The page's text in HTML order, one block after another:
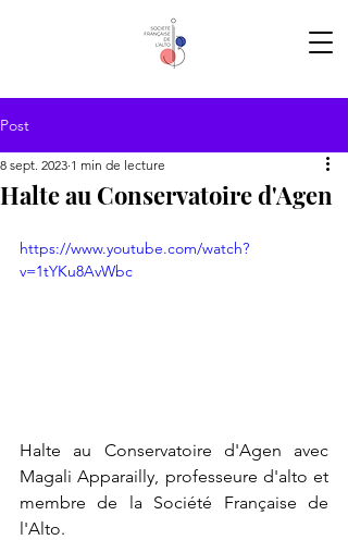
Post
Halte au Conservatoire d'Agen
8 sept. 2023 1 min de lecture
https://www.youtube.com/watch?
v=1tYKu8AvWbc
Halte au Conservatoire d'Agen avec
Magali Apparailly, professeure d'alto et
membre de la Société Française de
l'Alto.